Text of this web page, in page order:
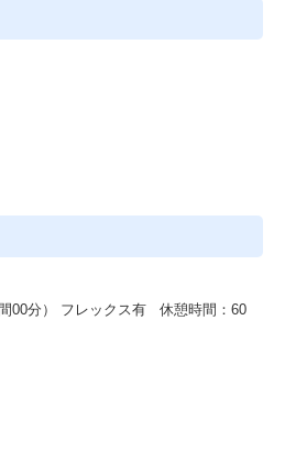
00分） フレックス有 休憩時間：60